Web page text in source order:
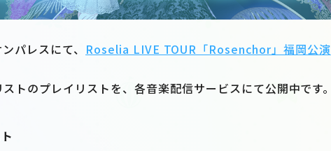
パレスにて、 Roselia LIVE TOUR「Rosenchor」福岡公演
トのプレイリストを、各音楽配信サービスにて公開中です。